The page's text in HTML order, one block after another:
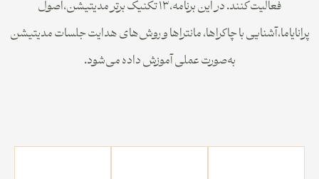
فعالیت کنند. در این برنامه،۱۳ تکنیک برتر مدیتیشن،اصول
پرانایاما،آشنایی با چاکراها، مانتراها و روش‌های هدایت جلسات مدیتیشن
به‌صورت عملی آموزش داده می‌شود.